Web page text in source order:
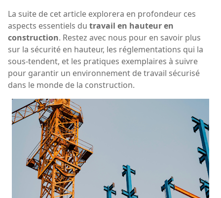
La suite de cet article explorera en profondeur ces
aspects essentiels du travail en hauteur en
construction. Restez avec nous pour en savoir plus
sur la sécurité en hauteur, les réglementations qui la
sous-tendent, et les pratiques exemplaires à suivre
pour garantir un environnement de travail sécurisé
dans le monde de la construction.